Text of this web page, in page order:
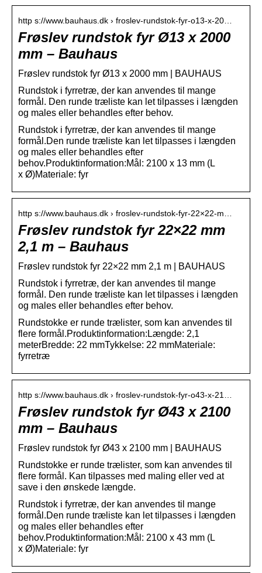
http s://www.bauhaus.dk › froslev-rundstok-fyr-o13-x-20…
Frøslev rundstok fyr Ø13 x 2000
mm – Bauhaus
Frøslev rundstok fyr Ø13 x 2000 mm | BAUHAUS
Rundstok i fyrretræ, der kan anvendes til mange
formål. Den runde træliste kan let tilpasses i længden
og males eller behandles efter behov.
Rundstok i fyrretræ, der kan anvendes til mange
formål.Den runde træliste kan let tilpasses i længden
og males eller behandles efter
behov.Produktinformation:Mål: 2100 x 13 mm (L
x Ø)Materiale: fyr
http s://www.bauhaus.dk › froslev-rundstok-fyr-22×22-m…
Frøslev rundstok fyr 22×22 mm
2,1 m – Bauhaus
Frøslev rundstok fyr 22×22 mm 2,1 m | BAUHAUS
Rundstok i fyrretræ, der kan anvendes til mange
formål. Den runde træliste kan let tilpasses i længden
og males eller behandles efter behov.
Rundstokke er runde trælister, som kan anvendes til
flere formål.Produktinformation:Længde: 2,1
meterBredde: 22 mmTykkelse: 22 mmMateriale:
fyrretræ
http s://www.bauhaus.dk › froslev-rundstok-fyr-o43-x-21…
Frøslev rundstok fyr Ø43 x 2100
mm – Bauhaus
Frøslev rundstok fyr Ø43 x 2100 mm | BAUHAUS
Rundstokke er runde trælister, som kan anvendes til
flere formål. Kan tilpasses med maling eller ved at
save i den ønskede længde.
Rundstok i fyrretræ, der kan anvendes til mange
formål.Den runde træliste kan let tilpasses i længden
og males eller behandles efter
behov.Produktinformation:Mål: 2100 x 43 mm (L
x Ø)Materiale: fyr